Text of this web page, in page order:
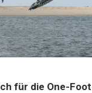
für die One-